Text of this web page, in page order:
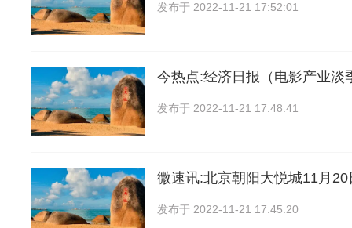
发布于 2022-11-21 17:52:01
今热点:经济日报（电影产业淡
发布于 2022-11-21 17:48:41
微速讯:北京朝阳大悦城11月
发布于 2022-11-21 17:45:20